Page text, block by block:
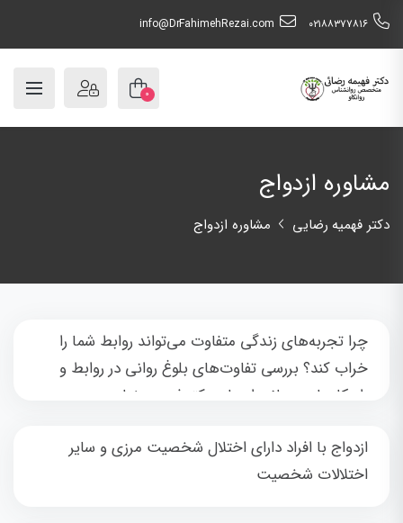
٠٢١٨٨٣٧٧٨١٦ info@DrFahimehRezai.com
۰
مشاوره ازدواج
دکتر فهمیه رضایی مشاوره ازدواج
چرا تجربه‌های زندگی متفاوت می‌تواند روابط شما را
خراب کند؟ بررسی تفاوت‌های بلوغ روانی در روابط و
راهکارهای درمانی از زبان دکتر فهیمه رضایی
ازدواج با افراد دارای اختلال شخصیت مرزی و سایر
اختلالات شخصیت